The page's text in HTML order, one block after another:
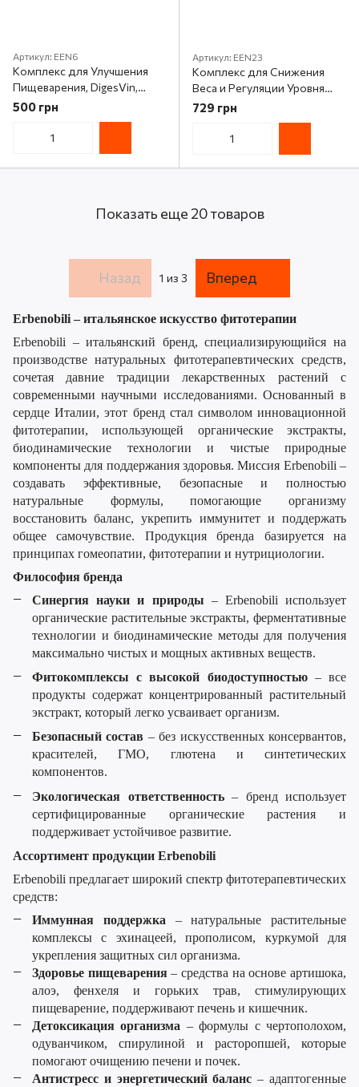
Артикул: EEN6
Комплекс для Улучшения
Пищеварения, DigesVin,
Erbenobili, 60 таблеток
500 грн
Артикул: EEN23
Комплекс для Снижения
Веса и Регуляции Уровня
Холестерина, Ramvin,
Erbenobili, 10мл капли
729 грн
Показать еще 20 товаров
Назад 1 из 3 Вперед
Erbenobili – итальянское искусство фитотерапии
Erbenobili – итальянский бренд, специализирующийся на
производстве натуральных фитотерапевтических средств,
сочетая давние традиции лекарственных растений с
современными научными исследованиями. Основанный в
сердце Италии, этот бренд стал символом инновационной
фитотерапии, использующей органические экстракты,
биодинамические технологии и чистые природные
компоненты для поддержания здоровья. Миссия Erbenobili –
создавать эффективные, безопасные и полностью
натуральные формулы, помогающие организму
восстановить баланс, укрепить иммунитет и поддержать
общее самочувствие. Продукция бренда базируется на
принципах гомеопатии, фитотерапии и нутрициологии.
Философия бренда
Синергия науки и природы – Erbenobili использует
органические растительные экстракты, ферментативные
технологии и биодинамические методы для получения
максимально чистых и мощных активных веществ.
Фитокомплексы с высокой биодоступностью – все
продукты содержат концентрированный растительный
экстракт, который легко усваивает организм.
Безопасный состав – без искусственных консервантов,
красителей, ГМО, глютена и синтетических
компонентов.
Экологическая ответственность – бренд использует
сертифицированные органические растения и
поддерживает устойчивое развитие.
Ассортимент продукции Erbenobili
Erbenobili предлагает широкий спектр фитотерапевтических
средств:
Иммунная поддержка – натуральные растительные
комплексы с эхинацеей, прополисом, куркумой для
укрепления защитных сил организма.
Здоровье пищеварения– средства на основе артишока,
алоэ, фенхеля и горьких трав, стимулирующих
пищеварение, поддерживают печень и кишечник.
Детоксикация организма – формулы с чертополохом,
одуванчиком, спирулиной и расторопшей, которые
помогают очищению печени и почек.
Антистресс и энергетический баланс– адаптогенные